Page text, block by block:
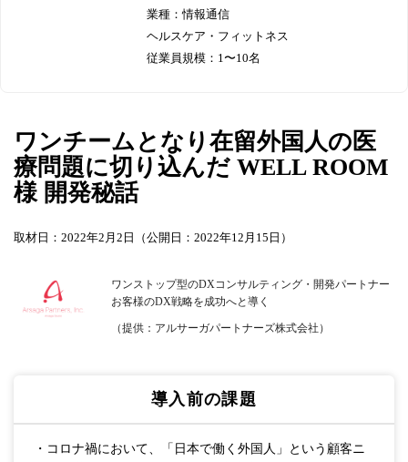
業種：情報通信
ヘルスケア・フィットネス
従業員規模：1〜10名
ワンチームとなり在留外国人の医
療問題に切り込んだ WELL ROOM
様 開発秘話
取材日：2022年2月2日（公開日：2022年12月15日）
ワンストップ型のDXコンサルティング・開発パートナー
お客様のDX戦略を成功へと導く
（提供：アルサーガパートナーズ株式会社）
導入前の課題
・コロナ禍において、「日本で働く外国人」という顧客ニ